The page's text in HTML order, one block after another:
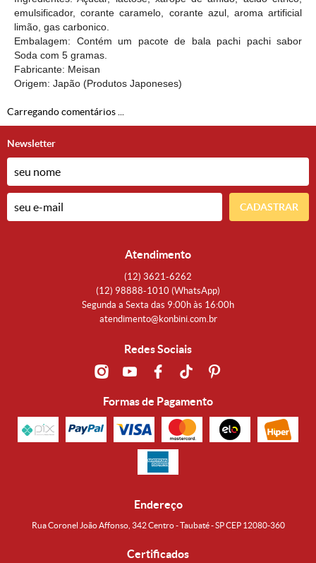
emulsificador, corante caramelo, corante azul, aroma artificial
limão, gas carbonico.
Embalagem: Contém um pacote de bala pachi pachi sabor
Soda com 5 gramas.
Fabricante: Meisan
Origem: Japão (Produtos Japoneses)
Carregando comentários ...
Newsletter
CADASTRAR
Atendimento
(12) 3621-6262
(12) 98888-1010 (WhatsApp)
Segunda a Sexta das 9:00h às 16:00h
atendimento@konbini.com.br
Redes Sociais
Formas de Pagamento
Endereço
Rua Coronel João Affonso, 342 Centro - Taubaté - SP CEP 12080-360
Certificados